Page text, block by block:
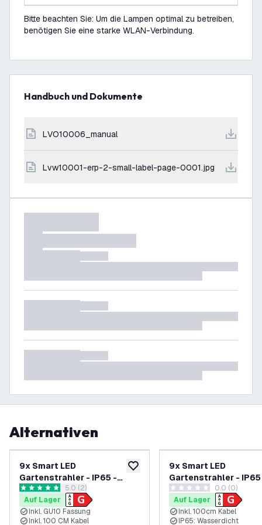
Bitte beachten Sie: Um die Lampen optimal zu betreiben,
benötigen Sie eine starke WLAN-Verbindung.
Handbuch und Dokumente
LVO10006_manual
lvw10001-erp-2-small-label-page-0001.jpg
Alternativen
zur Wunschliste hinzufügen
9x Smart LED
Gartenstrahler - IP65 -
4.9W - RGB+CCT - 1M Kabel
- Anthrazit
Bewertungsbereich öffnen
5 Bewertungssterne
5.0 (2)
Auf Lager
Inkl. GU10 Fassung
Inkl. 100 CM Kabel
9x Smart LED
Gartenstrahler - IP65 -
4.9W - RGB+CCT -
- Schwarz
0 Bewertungssterne
0.0 (0)
Auf Lager
Inkl. 100cm Kabel
IP65: Wasserdicht